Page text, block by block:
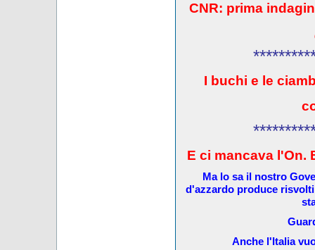
CNR: prima
I buchi e le
E ci mancava l'On.
Ma lo sa il nostro
d'azzardo produce
Anche l'Italia